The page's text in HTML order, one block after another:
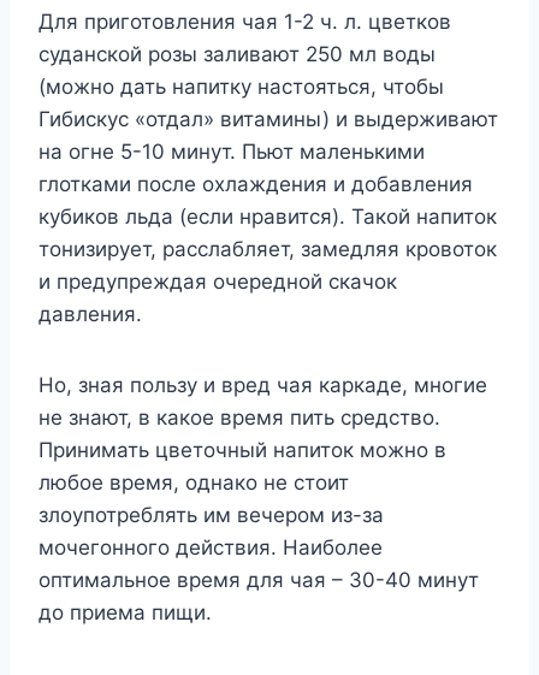
Для приготовления чая 1-2 ч. л. цветков
суданской розы заливают 250 мл воды
(можно дать напитку настояться, чтобы
Гибискус «отдал» витамины) и выдерживают
на огне 5-10 минут. Пьют маленькими
глотками после охлаждения и добавления
кубиков льда (если нравится). Такой напиток
тонизирует, расслабляет, замедляя кровоток
и предупреждая очередной скачок
давления.
Но, зная пользу и вред чая каркаде, многие
не знают, в какое время пить средство.
Принимать цветочный напиток можно в
любое время, однако не стоит
злоупотреблять им вечером из-за
мочегонного действия. Наиболее
оптимальное время для чая – 30-40 минут
до приема пищи.